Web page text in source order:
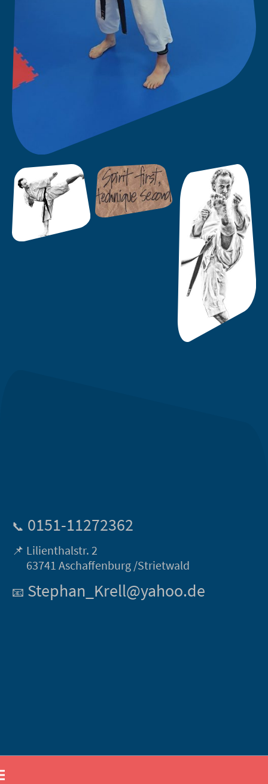
📞 0151-11272362
📌 Lilienthalstr. 2
63741 Aschaffenburg /Strietwald
📧 Stephan_Krell@yahoo.de